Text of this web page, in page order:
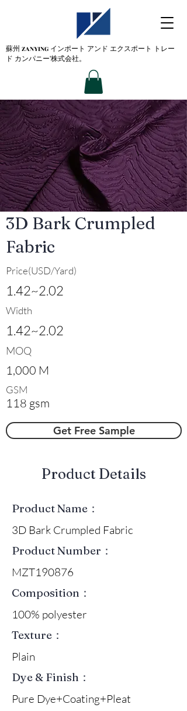
蘇州 ZANYING インポート アンド エクスポート トレー
ド カンパニー'株式会社。
3D Bark Crumpled
Fabric
Price(USD/Yard)
1.42~2.02
Width
1.42~2.02
MOQ
1,000 M
GSM
118 gsm
Get Free Sample
​Product Details
Product Name：
3D Bark Crumpled Fabric
Product Number：
MZT190876
Composition：
100% polyester
Texture：
Plain
Dye & Finish：
Pure Dye+Coating+Pleat